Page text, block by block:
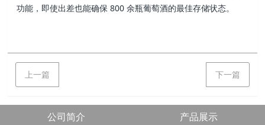
功能，即使出差也能确保 800 余瓶葡萄酒的最佳存储状态。
上一篇 下一篇
公司简介 产品展示